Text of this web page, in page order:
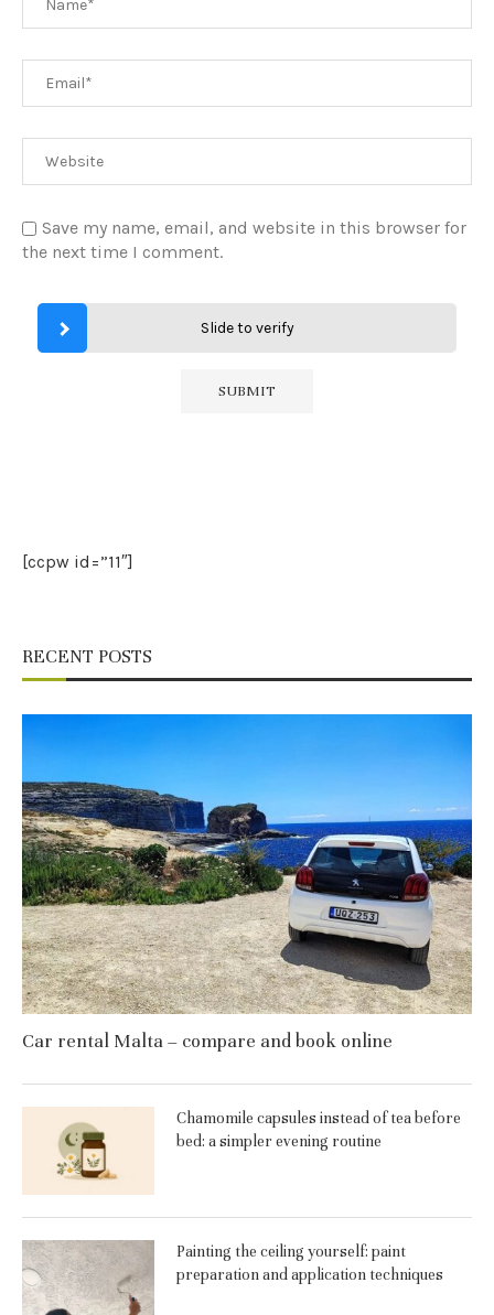
Save my name, email, and website in this browser for
the next time I comment.
Slide to verify
[ccpw id=”11″]
RECENT POSTS
Car rental Malta – compare and book online
Chamomile capsules instead of tea before
bed: a simpler evening routine
Painting the ceiling yourself: paint
preparation and application techniques